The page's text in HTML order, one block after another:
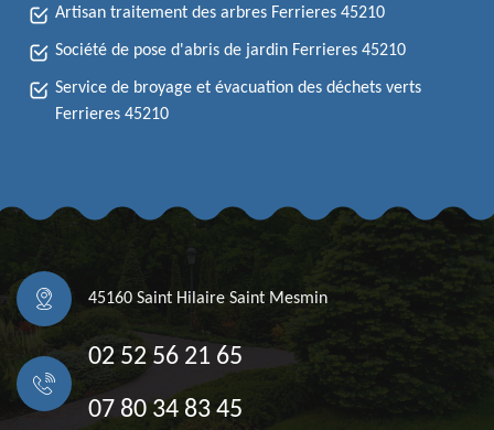
Artisan traitement des arbres Ferrieres 45210
Société de pose d'abris de jardin Ferrieres 45210
Service de broyage et évacuation des déchets verts
Ferrieres 45210
45160 Saint Hilaire Saint Mesmin
02 52 56 21 65
07 80 34 83 45